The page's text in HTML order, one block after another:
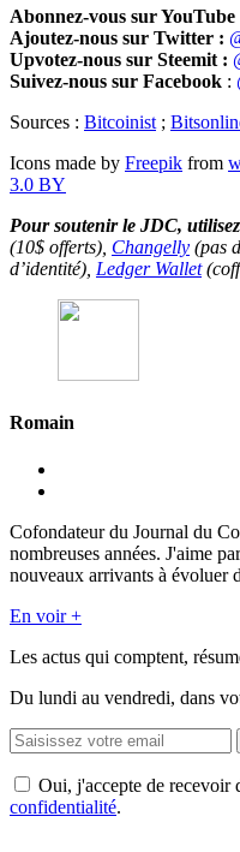
Abonnez-vous sur YouTube
Ajoutez-nous sur Twitter :
Upvotez-nous sur Steemit :
Suivez-nous sur Facebook :
Sources : Bitcoinist;
Icons made by Freepik from
3.0 BY
Pour soutenir le JDC,
(10$ offerts), Changelly (pas
d’identité), Ledger Wallet
Romain
Cofondateur du Journal du
nombreuses années. J'aime
nouveaux arrivants à évoluer
En voir +
Les actus qui comptent,
Du lundi au vendredi, dans
Oui, j'accepte de recevoir
confidentialité.